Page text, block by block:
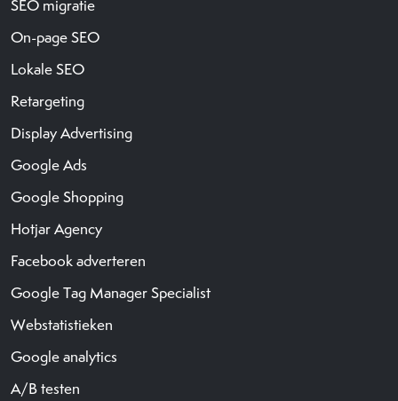
SEO migratie
On-page SEO
Lokale SEO
Retargeting
Display Advertising
Google Ads
Google Shopping
Hotjar Agency
Facebook adverteren
Google Tag Manager Specialist
Webstatistieken
Google analytics
A/B testen